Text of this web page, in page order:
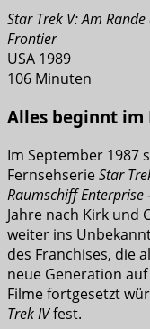
Star Trek V: Am
Frontier
USA 1989
106 Minuten
Alles beginnt im
Im September 1987
FernsehserieStar
Raumschiff Enterprise
Jahre nach Kirk und
weiter ins
des Franchises, die
neue Generation
Filme fortgesetzt
Trek IVfest.